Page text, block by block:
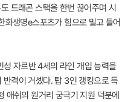
드래곤 스택을 한번 끊어주며 시
화생명e스포츠가 힘으로 밀고 들어
자르반 4세의 라인 개입 능력을
격이 거셌다. 탑 3인 갱킹으로 득
애쉬의 원거리 궁극기 지원 덕분에